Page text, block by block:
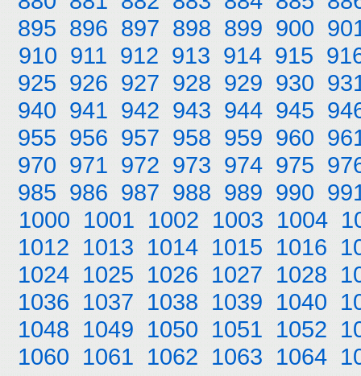
895 896 897 898 899 900
910 911 912 913 914 915
925 926 927 928 929 930
940 941 942 943 944 945
955 956 957 958 959 960
970 971 972 973 974 975
985 986 987 988 989 990
1000 1001 1002 1003 1004
1012 1013 1014 1015 1016
1024 1025 1026 1027 1028
1036 1037 1038 1039 1040
1048 1049 1050 1051 1052
1060 1061 1062 1063 1064